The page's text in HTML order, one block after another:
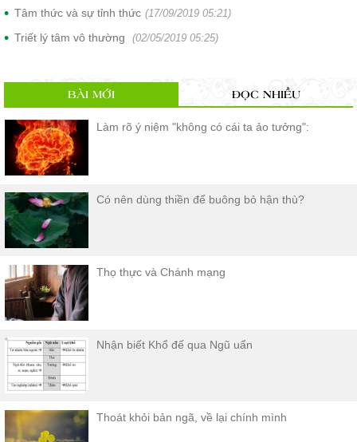
Tâm thức và sự tỉnh thức (17/09/2019 05:21)
Triết lý tâm vô thường (02/05/2019 05:25)
BÀI MỚI ĐỌC NHIỀU
Làm rõ ý niệm "không có cái ta ảo tưởng":
Có nên dùng thiền để buông bỏ hận thù?
Thọ thực và Chánh mạng
Nhận biết Khổ đế qua Ngũ uẩn
Thoát khỏi bản ngã, về lại chính mình